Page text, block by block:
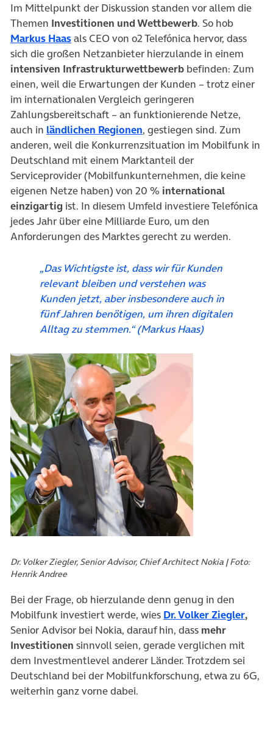
Im Mittelpunkt der Diskussion standen vor allem die
Themen Investitionen und Wettbewerb. So hob
Markus Haas(öffnet in neuem Tab)
als CEO von o2 Telefónica hervor, dass
sich die großen Netzanbieter hierzulande in einem
intensiven Infrastrukturwettbewerb befinden: Zum
einen, weil die Erwartungen der Kunden – trotz einer
im internationalen Vergleich geringeren
Zahlungsbereitschaft – an funktionierende Netze,
auch in ländlichen Regionen, gestiegen sind. Zum
anderen, weil die Konkurrenzsituation im Mobilfunk in
Deutschland mit einem Marktanteil der
Serviceprovider (Mobilfunkunternehmen, die keine
eigenen Netze haben) von 20 % international
einzigartig ist. In diesem Umfeld investiere Telefónica
jedes Jahr über eine Milliarde Euro, um den
Anforderungen des Marktes gerecht zu werden.
„Das Wichtigste ist, dass wir für Kunden
relevant bleiben und verstehen was
Kunden jetzt, aber insbesondere auch in
fünf Jahren benötigen, um ihren digitalen
Alltag zu stemmen.“ (Markus Haas)
Dr. Volker Ziegler, Senior Advisor, Chief Architect Nokia | Foto:
Henrik Andree
Bei der Frage, ob hierzulande denn genug in den
Mobilfunk investiert werde, wies Dr. Volker Ziegler,
Senior Advisor bei Nokia, darauf hin, dass mehr
Investitionen sinnvoll seien, gerade verglichen mit
dem Investmentlevel anderer Länder. Trotzdem sei
Deutschland bei der Mobilfunkforschung, etwa zu 6G,
weiterhin ganz vorne dabei.